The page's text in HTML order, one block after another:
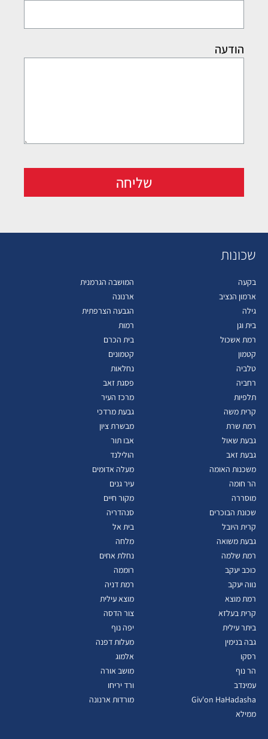
הודעה
שליחה
שכונות
בקעה
המושבה הגרמנית
ארמון הנציב
ארנונה
גילה
הגבעה הצרפתית
בית וגן
רמות
רמת אשכול
בית הכרם
קטמון
קטמונים
טלביה
נחלאות
רחביה
פסגת זאב
תלפיות
מרכז העיר
קרית משה
גבעת מרדכי
רמת שרת
מבשרת ציון
גבעת שאול
אבו תור
גבעת זאב
הולילנד
משכנות האומה
מעלה אדומים
הר חומה
עיר גנים
מוסררה
מקור חיים
שכונת הבוכרים
סנהדריה
קרית היובל
בית אל
גבעת משואה
מלחה
רמת שלמה
נחלת אחים
כוכב יעקב
רוממה
נווה יעקב
רמת דניה
רמת מוצא
מוצא עילית
קרית בעלזא
צור הדסה
ביתר עילית
יפה נוף
גבה בנימין
מעלות דפנה
רסקו
אלמוג
הר נוף
מושב אורה
עמינדב
ורד יריחו
Giv'on HaHadasha
מורדות ארנונה
ממילא